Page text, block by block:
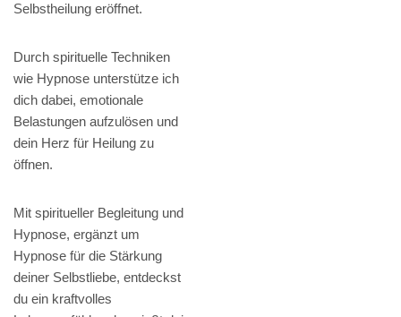
Selbstheilung eröffnet.
Durch spirituelle Techniken
wie Hypnose unterstütze ich
dich dabei, emotionale
Belastungen aufzulösen und
dein Herz für Heilung zu
öffnen.
Mit spiritueller Begleitung und
Hypnose, ergänzt um
Hypnose für die Stärkung
deiner Selbstliebe, entdeckst
du ein kraftvolles